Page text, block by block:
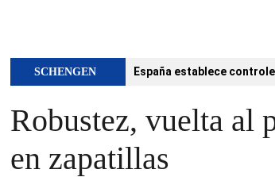
SCHENGEN España establece
Robustez, vuelta al
en zapatillas